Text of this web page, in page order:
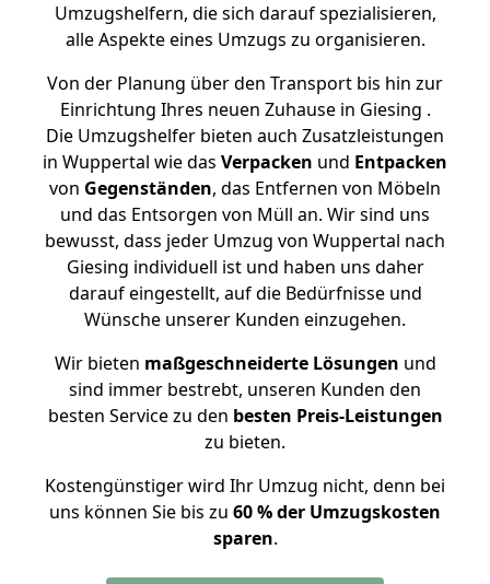
Umzugshelfern, die sich darauf spezialisieren,
alle Aspekte eines Umzugs zu organisieren.
Von der Planung über den Transport bis hin zur
Einrichtung Ihres neuen Zuhause in Giesing .
Die Umzugshelfer bieten auch Zusatzleistungen
in Wuppertal wie das Verpacken und Entpacken
von Gegenständen, das Entfernen von Möbeln
und das Entsorgen von Müll an. Wir sind uns
bewusst, dass jeder Umzug von Wuppertal nach
Giesing individuell ist und haben uns daher
darauf eingestellt, auf die Bedürfnisse und
Wünsche unserer Kunden einzugehen.
Wir bieten maßgeschneiderte Lösungen und
sind immer bestrebt, unseren Kunden den
besten Service zu den besten Preis-Leistungen
zu bieten.
Kostengünstiger wird Ihr Umzug nicht, denn bei
uns können Sie bis zu 60 % der Umzugskosten
sparen.